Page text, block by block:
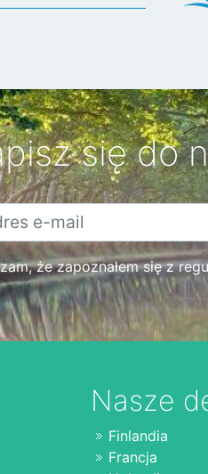
się do
że zapoznałem się z
Nasze
Finlandia
Francja